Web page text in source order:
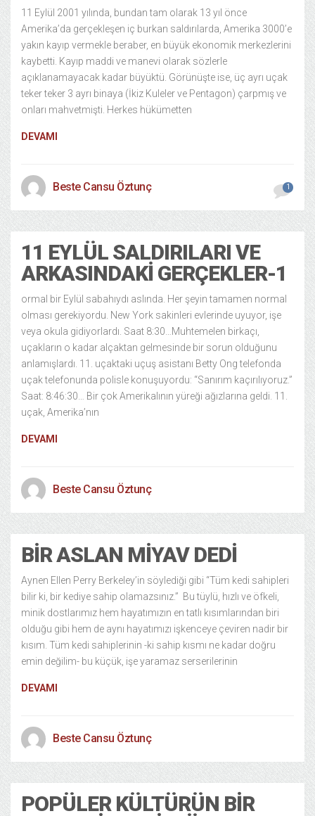
11 Eylül 2001 yılında, bundan tam olarak 13 yıl önce
Amerika’da gerçekleşen iç burkan saldırılarda, Amerika 3000’e
yakın kayıp vermekle beraber, en büyük ekonomik merkezlerini
kaybetti. Kayıp maddi ve manevi olarak sözlerle
açıklanamayacak kadar büyüktü. Görünüşte ise, üç ayrı uçak
teker teker 3 ayrı binaya (İkiz Kuleler ve Pentagon) çarpmış ve
onları mahvetmişti. Herkes hükümetten
DEVAMI
Beste Cansu Öztunç 1
11 EYLÜL SALDIRILARI VE
ARKASINDAKI GERÇEKLER-1
ormal bir Eylül sabahıydı aslında. Her şeyin tamamen normal
olması gerekiyordu. New York sakinleri evlerinde uyuyor, işe
veya okula gidiyorlardı. Saat 8:30…Muhtemelen birkaçı,
uçakların o kadar alçaktan gelmesinde bir sorun olduğunu
anlamışlardı. 11. uçaktaki uçuş asistanı Betty Ong telefonda
uçak telefonunda polisle konuşuyordu: “Sanırım kaçırılıyoruz.”
Saat: 8:46:30… Bir çok Amerikalının yüreği ağızlarına geldi. 11.
uçak, Amerika’nın
DEVAMI
Beste Cansu Öztunç
BIR ASLAN MIYAV DEDI
Aynen Ellen Perry Berkeley’in söylediği gibi “Tüm kedi sahipleri
bilir ki, bir kediye sahip olamazsınız.” Bu tüylü, hızlı ve öfkeli,
minik dostlarımız hem hayatımızın en tatlı kısımlarından biri
olduğu gibi hem de aynı hayatımızı işkenceye çeviren nadir bir
kısım. Tüm kedi sahiplerinin -ki sahip kısmı ne kadar doğru
emin değilim- bu küçük, işe yaramaz serserilerinin
DEVAMI
Beste Cansu Öztunç
POPÜLER KÜLTÜRÜN BIR